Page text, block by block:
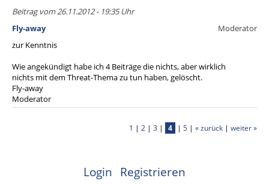
Beitrag vom 26.11.2012 - 19:35 Uhr
Fly-away
Moderator
zur Kenntnis
Wie angekündigt habe ich 4 Beiträge die nichts, aber wirklich
nichts mit dem Threat-Thema zu tun haben, gelöscht.
Fly-away
Moderator
1 | 2 | 3 | 4 | 5 | « zurück | weiter »
Login Registrieren